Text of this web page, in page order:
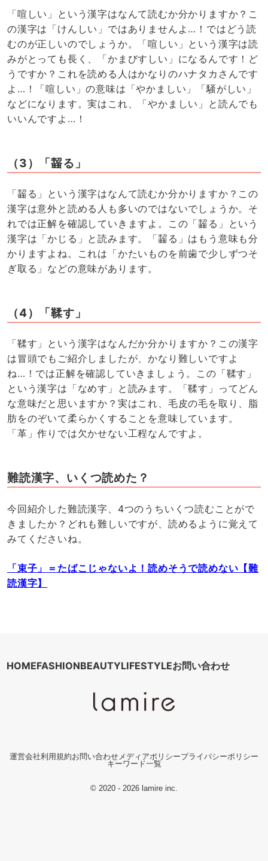
「喧しい」という漢字はなんて読むか分かりますか？こ
の漢字は「けんしい」ではありませんよ…！ではどう読
むのが正しいのでしょうか。「喧しい」という漢字は読
みがとっても長く、「かまびすしい」になるんです！ど
うですか？これを読める人はかなりのハナタカさんです
よ…！「喧しい」の意味は「やかましい」「騒がしい」
などになります。実はこれ、「やかましい」と読んでも
いいんですよ…！
（3）「齧る」
「齧る」という漢字はなんて読むか分かりますか？この
漢字は意外と読める人も多いのではないでしょうか。そ
れでは正解を確認していきますよ。この「齧る」という
漢字は「かじる」と読みます。「齧る」はもう意味も分
かりますよね。これは「かたいものを前歯で少しずつそ
ぎ取る」などの意味があります。
（4）「鞣す」
「鞣す」という漢字はなんだか分かりますか？この漢字
は冒頭でもご紹介しましたが、かなり難しいですよ
ね…！では正解を確認していきましょう。この「鞣す」
という漢字は「なめす」と読みます。「鞣す」ってどん
な意味だと思いますか？実はこれ、毛皮の毛を取り、脂
肪をのぞいて柔らかくすることを意味しています。
「革」作りでは欠かせない工程なんですよ。
難読漢字、いくつ読めた？
今回紹介した難読漢字、4つのうちいくつ読むことがで
きましたか？どれも難しいですが、読めるように覚えて
みてくださいね。
「束子」＝たばこじゃないよ！読めそうで読めない【難
読漢字】
HOMEFASHIONBEAUTYLIFESTYLEお問い合わせ
運営会社利用規約お問い合わせメディアポリシープライバシーポリシー
キーワード一覧
© 2020 - 2026 lamire inc.